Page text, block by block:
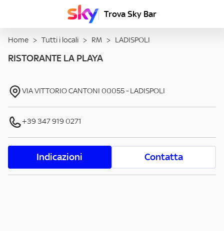
Trova Sky Bar
Home > Tutti i locali > RM > LADISPOLI
RISTORANTE LA PLAYA
VIA VITTORIO CANTONI 00055- LADISPOLI
+39 347 919 0271
Indicazioni Contatta